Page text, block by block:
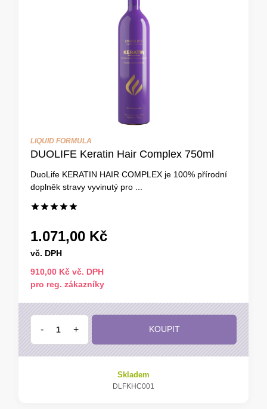
LIQUID FORMULA
DUOLIFE Keratin Hair Complex 750ml
DuoLife KERATIN HAIR COMPLEX je 100% přírodní
doplněk stravy vyvinutý pro ...
1.071,00 Kč
vč. DPH
910,00 Kč vč. DPH
pro reg. zákazníky
- + KOUPIT
Skladem
DLFKHC001